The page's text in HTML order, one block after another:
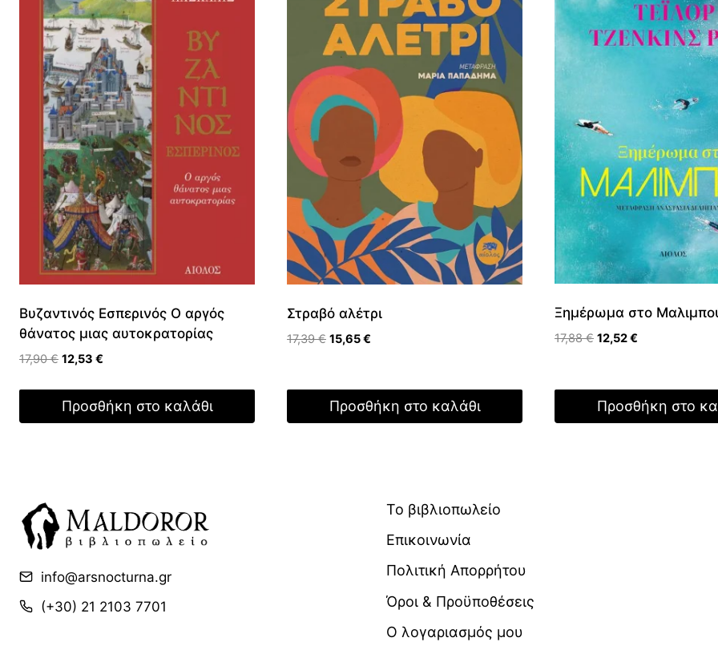
Βυζαντινός Εσπερινός Ο αργός
θάνατος μιας αυτοκρατορίας
17,90€ Original
17,90 €.
12,53 €
είναι:
Προσθήκη στο καλάθι
Στραβό αλέτρι
17,39€ Original
17,39 €.
15,65€
είναι:
15,65 €.
Προσθήκη στο καλάθι
Ξημέρωμα στο
17,88€ Original
17,88 €.
12,52€
είναι:
12,52 €.
Προσθήκη στο
info@arsnocturna.gr
(+30) 21 2103 7701
Το βιβλιοπωλείο
Επικοινωνία
Πολιτική Απορρήτου
Όροι & Προϋποθέσεις
Ο λογαριασμός μου